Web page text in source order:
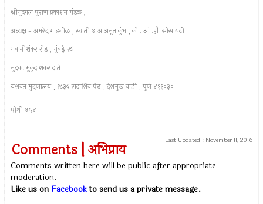
श्रीमुद‌गल पुराण प्रकाशन मंडळ ,
अध्यक्ष - अमरेंद्र गाडगीळ , स्वाती ४ अ अमृत कुंभ , को . ऑ .हौ .सोसायटी
भवानीशंकर रोड , मुंबई २८
मुद्रकः मुकुंद शंकर दाते
यशवंत मुद्रणालय , १८३५ सदाशिव पेठ , देशमुख वाडी , पुणे ४११०३०
पोथी ४५४
Last Updated : November 11, 2016
Comments | अभिप्राय
Comments written here will be public after appropriate
moderation.
Like us on Facebookto send us a private message.